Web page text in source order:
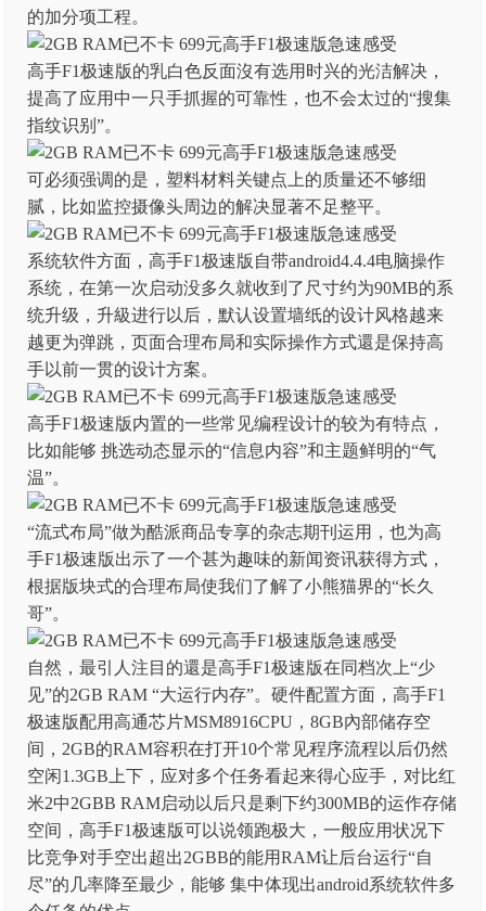
的加分项工程。
高手F1极速版的乳白色反面沒有选用时兴的光洁解决，
提高了应用中一只手抓握的可靠性，也不会太过的“搜集
指纹识别”。
可必须强调的是，塑料材料关键点上的质量还不够细
腻，比如监控摄像头周边的解决显著不足整平。
系统软件方面，高手F1极速版自带android4.4.4电脑操作
系统，在第一次启动没多久就收到了尺寸约为90MB的系
统升级，升級进行以后，默认设置墙纸的设计风格越来
越更为弹跳，页面合理布局和实际操作方式還是保持高
手以前一贯的设计方案。
高手F1极速版内置的一些常见编程设计的较为有特点，
比如能够 挑选动态显示的“信息内容”和主题鲜明的“气
温”。
“流式布局”做为酷派商品专享的杂志期刊运用，也为高
手F1极速版出示了一个甚为趣味的新闻资讯获得方式，
根据版块式的合理布局使我们了解了小熊猫界的“长久
哥”。
自然，最引人注目的還是高手F1极速版在同档次上“少
见”的2GB RAM “大运行内存”。硬件配置方面，高手F1
极速版配用高通芯片MSM8916CPU，8GB內部储存空
间，2GB的RAM容积在打开10个常见程序流程以后仍然
空闲1.3GB上下，应对多个任务看起来得心应手，对比红
米2中2GBB RAM启动以后只是剩下约300MB的运作存储
空间，高手F1极速版可以说领跑极大，一般应用状况下
比竞争对手空出超出2GBB的能用RAM让后台运行“自
尽”的几率降至最少，能够 集中体现出android系统软件多